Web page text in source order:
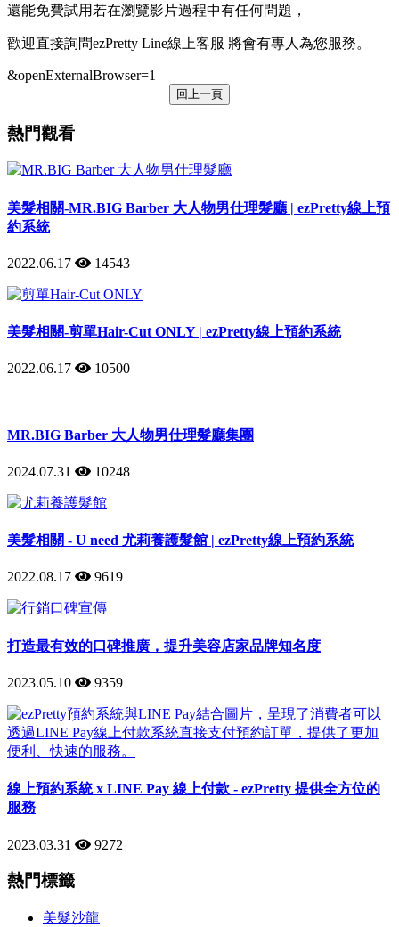
還能免費試用若在瀏覽影片過程中有任何問題，
歡迎直接詢問ezPretty Line線上客服 將會有專人為您服務。
&openExternalBrowser=1
回上一頁
熱門觀看
美髮相關-MR.BIG Barber 大人物男仕理髮廳 | ezPretty線上預
約系統
2022.06.17 14543
美髮相關-剪單Hair-Cut ONLY | ezPretty線上預約系統
2022.06.17 10500
MR.BIG Barber 大人物男仕理髮廳集團
2024.07.31 10248
美髮相關 - U need 尤莉養護髮館 | ezPretty線上預約系統
2022.08.17 9619
打造最有效的口碑推廣，提升美容店家品牌知名度
2023.05.10 9359
線上預約系統 x LINE Pay 線上付款 - ezPretty 提供全方位的
服務
2023.03.31 9272
熱門標籤
美髮沙龍